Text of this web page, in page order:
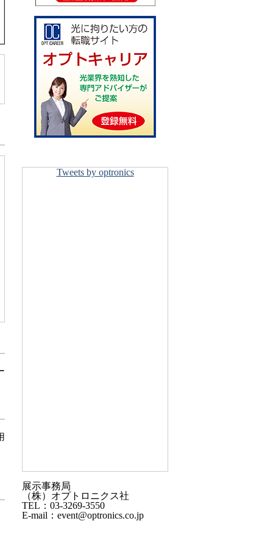
Tweets by optronics
展示事務局
（株）オプトロニクス社
TEL：03-3269-3550
E-mail：event@optronics.co.jp